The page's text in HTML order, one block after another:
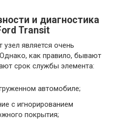
и диагностика
Transit
является очень
как правило, бывают
срок службы элемента:
автомобиле;
с игнорированием
покрытия;